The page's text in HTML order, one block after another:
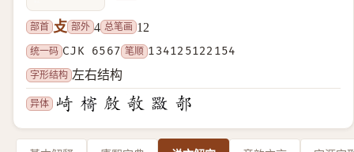
部首 攴 部外 4 总笔画 12
统一码 CJK 6567 笔顺 134125122154
字形结构 左右结构
异体